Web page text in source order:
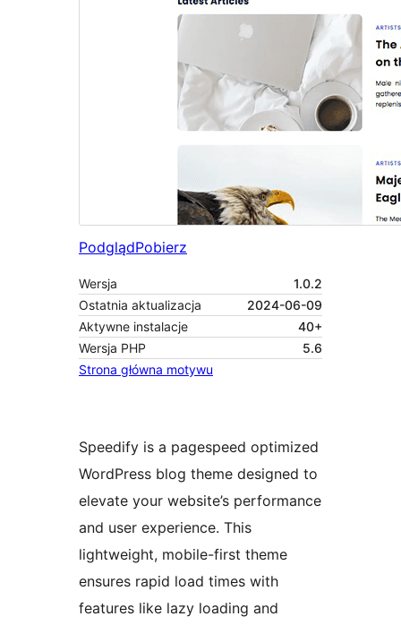
PodglądPobierz
Wersja
1.0.2
Ostatnia aktualizacja
2024-06-09
Aktywne instalacje
40+
Wersja PHP
5.6
Strona główna motywu
Speedify is a pagespeed optimized
WordPress blog theme designed to
elevate your website’s performance
and user experience. This
lightweight, mobile-first theme
ensures rapid load times with
features like lazy loading and